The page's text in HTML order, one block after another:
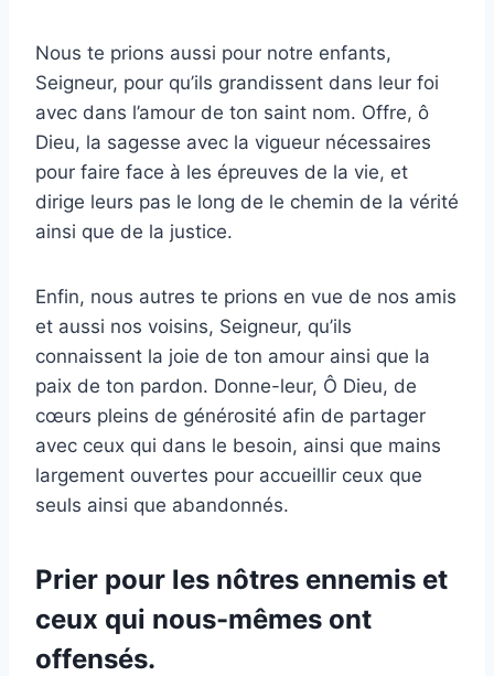
Nous te prions aussi pour notre enfants,
Seigneur, pour qu’ils grandissent dans leur foi
avec dans l’amour de ton saint nom. Offre, ô
Dieu, la sagesse avec la vigueur nécessaires
pour faire face à les épreuves de la vie, et
dirige leurs pas le long de le chemin de la vérité
ainsi que de la justice.
Enfin, nous autres te prions en vue de nos amis
et aussi nos voisins, Seigneur, qu’ils
connaissent la joie de ton amour ainsi que la
paix de ton pardon. Donne-leur, Ô Dieu, de
cœurs pleins de générosité afin de partager
avec ceux qui dans le besoin, ainsi que mains
largement ouvertes pour accueillir ceux que
seuls ainsi que abandonnés.
Prier pour les nôtres ennemis et
ceux qui nous-mêmes ont
offensés.